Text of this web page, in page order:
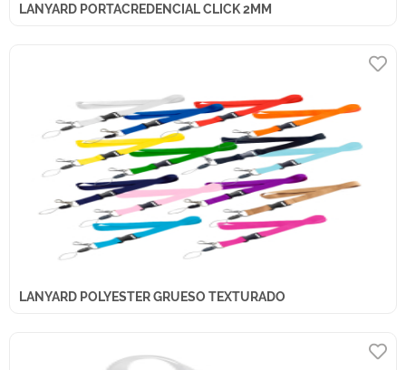
LANYARD PORTACREDENCIAL CLICK 2MM
LANYARD POLYESTER GRUESO TEXTURADO